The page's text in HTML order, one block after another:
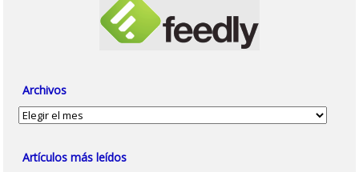
Archivos
Archivos
Artículos más leídos